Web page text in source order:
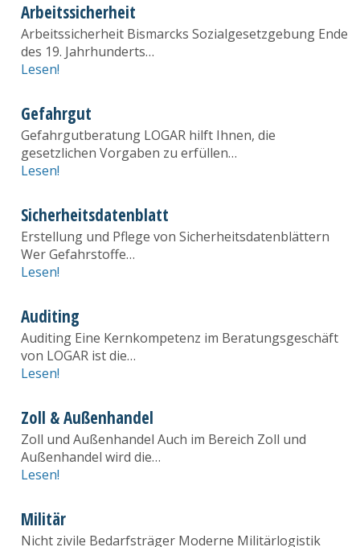
Arbeitssicherheit
Arbeitssicherheit Bismarcks Sozialgesetzgebung Ende
des 19. Jahrhunderts…
Lesen!
Gefahrgut
Gefahrgutberatung LOGAR hilft Ihnen, die
gesetzlichen Vorgaben zu erfüllen…
Lesen!
Sicherheitsdatenblatt
Erstellung und Pflege von Sicherheitsdatenblättern
Wer Gefahrstoffe…
Lesen!
Auditing
Auditing Eine Kernkompetenz im Beratungsgeschäft
von LOGAR ist die…
Lesen!
Zoll & Außenhandel
Zoll und Außenhandel Auch im Bereich Zoll und
Außenhandel wird die…
Lesen!
Militär
Nicht zivile Bedarfsträger Moderne Militärlogistik